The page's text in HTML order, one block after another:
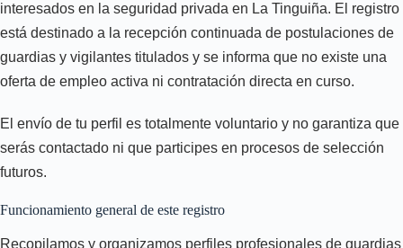
interesados en la seguridad privada en La Tinguiña. El registro
está destinado a la recepción continuada de postulaciones de
guardias y vigilantes titulados y se informa que no existe una
oferta de empleo activa ni contratación directa en curso.
El envío de tu perfil es totalmente voluntario y no garantiza que
serás contactado ni que participes en procesos de selección
futuros.
Funcionamiento general de este registro
Recopilamos y organizamos perfiles profesionales de guardias